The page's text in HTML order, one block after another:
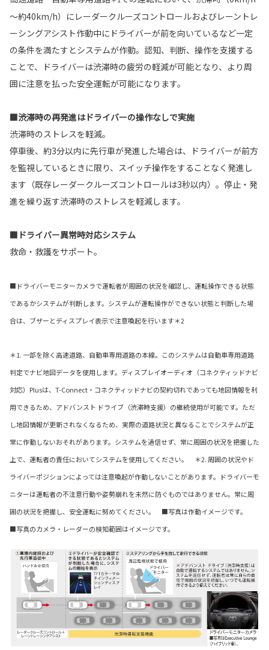
～約40km/h）にレーダークルーズコントロールおよびレーントレ
ーシングアシスト作動中にドライバーが前を向いているなど一定
の条件を満たすとシステムが作動。認知、判断、操作を支援する
ことで、ドライバーは渋滞時の疲労の軽減が可能となり、より周
囲に注意を払った安全運転が可能になります。
■渋滞時の再発進はドライバーの操作なしで実施
渋滞時のストレスを軽減。
停車後、約3分以内に先行車が発進した場合は、ドライバーが前方
を監視しているときに限り、スイッチ操作をすることなく発進し
ます（既存レーダークルーズコントロールは3秒以内）。停止・発
進を繰り返す渋滞時のストレスを軽減します。
■ドライバー異常時対応システム
救命・救護をサポート。
■ドライバーモニターカメラで運転者が周囲の状況を確認し、運転操作できる状態
であるかシステムが判断します。システムが運転操作ができない状態と判断した場
合は、ブザーとディスプレイ表示で注意喚起を行います＊2
＊1. 一部を除く高速道路、自動車専用道路の本線。このシステムは自動車専用道路
判定でナビ地図データを使用します。ディスプレイオーディオ（コネクティッドナビ
対応）Plusは、T-Connect・コネクティッドナビの契約切れであっても地図情報を利
用できるため、アドバンスト ドライブ（渋滞時支援）の継続使用が可能です。ただ
し地図情報が更新されなくなるため、実際の道路状況と異なることでシステムが正
常に作動しないおそれがあります。システムを過信せず、常に周囲の状況を把握した
上で、運転者の責任においてシステムを使用してください。 ＊2. 周囲の状況やド
ライバーポジションによっては注意喚起が作動しないことがあります。ドライバーモ
ニターは運転者の不注意行動や姿勢崩れを未然に防ぐものではありません。常に周
囲の状況を把握し、安全運転に努めてください。 ■写真は作動イメージです。
■写真のカメラ・レーダーの検知範囲はイメージです。